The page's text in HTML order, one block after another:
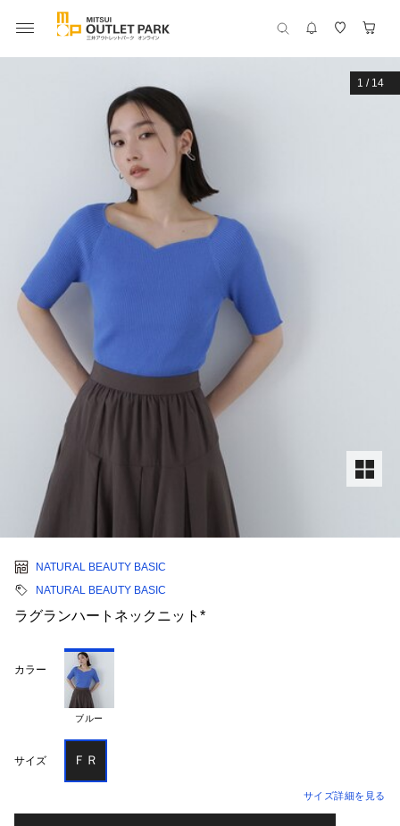
1 / 14
NATURAL BEAUTY BASIC
NATURAL BEAUTY BASIC
ラグランハートネックニット*
カラー
ブルー
サイズ ＦＲ
サイズ詳細を見る